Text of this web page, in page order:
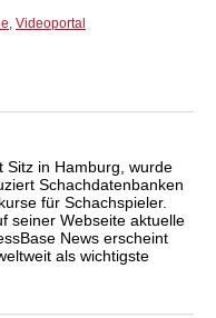
, Videoportal
Sitz in Hamburg, wurde
Schachdatenbanken
für Schachspieler.
seiner Webseite aktuelle
News erscheint
als wichtigste